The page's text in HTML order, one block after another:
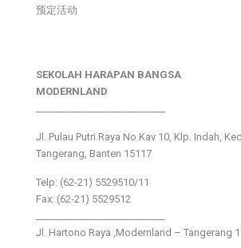
预定活动
SEKOLAH HARAPAN BANGSA
MODERNLAND
Jl. Pulau Putri Raya No.Kav 10, Klp. Indah,
Tangerang, Banten 15117
Telp: (62-21) 5529510/11
Fax: (62-21) 5529512
Jl. Hartono Raya ,Modernland – Tangerang